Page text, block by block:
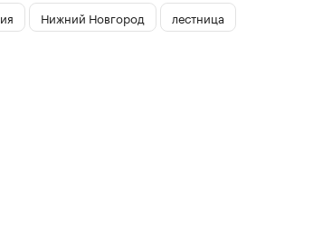
Нижний Новгород
лестница